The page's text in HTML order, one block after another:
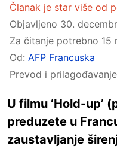
Članak je star više od
Objavljeno 30.
Za čitanje potrebno 15
Od: AFP Francuska
Prevod i prilagođavanje
U filmu ‘Hold-up’
preduzete u
zaustavljanje